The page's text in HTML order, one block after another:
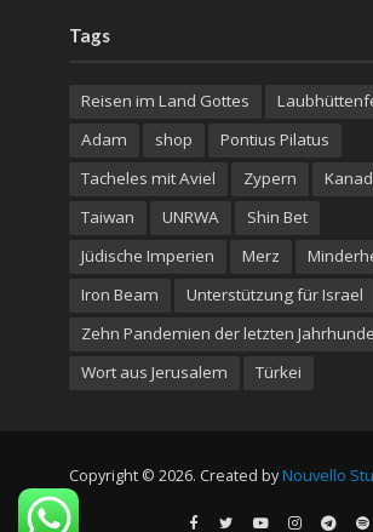
Tags
Reisen im Land Gottes
Adam
shop
Pontius Pilatus
Tacheles mit Aviel
Zypern
Taiwan
UNRWA
Shin Bet
Jüdische Imperien
Merz
Iron Beam
Unterstützung für Israel
Zehn Pandemien der letzten
Wort aus Jerusalem
Türkei
Copyright © 2026. Created by Nouvello